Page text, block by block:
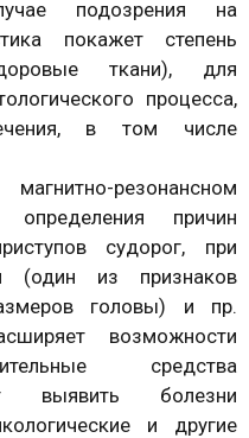
подозрения на
покажет степень
ткани), для
процесса,
в том числе
резонансном
причин
судорог, при
(один из признаков
головы) и пр.
возможности
средства
выявить болезни
и другие